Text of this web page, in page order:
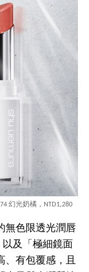
幻光奶橘，NTD1,280
無色限透光潤唇
及「極細鏡面
、有包覆感，且